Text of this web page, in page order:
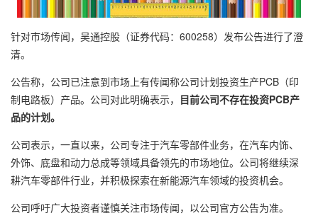
针对市场传闻，吴通控股（证券代码：600258）发布公告进行了澄
清。
公告称，公司已注意到市场上有传闻称公司计划投资生产PCB（印
制电路板）产品。公司对此明确表示， 目前公司不存在投资PCB产
品的计划。
公司表示，一直以来，公司专注于汽车零部件业务，在汽车内饰、
外饰、底盘和动力总成等领域具备领先的市场地位。公司将继续深
耕汽车零部件行业，并积极探索在新能源汽车领域的投资机会。
公司呼吁广大投资者谨慎关注市场传闻，以公司官方公告为准。